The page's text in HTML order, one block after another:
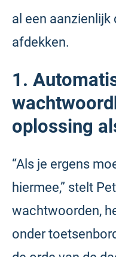
al een aanzienlijk
afdekken.
1.
oplossing
“Als je ergens
hiermee,” stelt
wachtwoorden,
onder